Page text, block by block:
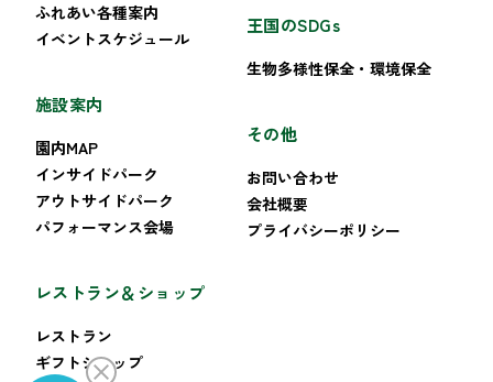
ふれあい各種案内
イベントスケジュール
施設案内
園内MAP
インサイドパーク
アウトサイドパーク
パフォーマンス会場
レストラン＆ショップ
レストラン
ギフトショップ
王国のSDGs
生物多様性保全・環境保全
その他
お問い合わせ
会社概要
プライバシーポリシー